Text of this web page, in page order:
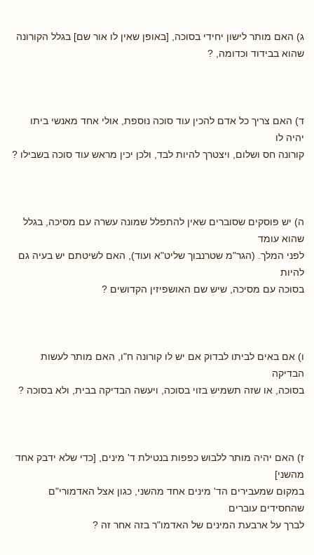
ג) האם מותר לישון יחידי בסוכה, [באופן שאין לו אור שם] בגלל הקורונה
שהוא בבידוד וכדומה, ?
ד) האם צריך כל אדם להכין עוד סוכה נוספת, אולי אחד מאנשי ביתו
יהיה לו
קורונה חס ושלום, ויצטרך להיות לבד, ולכן יכין מראש עוד סוכה בשבילו ?
ה) יש פוסקים שסוברים שאין להתפלל שמונה עשרה עם מסיכה, בגלל
שהוא עומד
לפני המלך. (הגר"מ שטרנבוך שליט"א ועוד), האם לשיטתם יש בעיה גם
להיות
בסוכה עם מסיכה, שיש שם האושפיזין הקדושים ?
ו) אם באים לביתו לבדוק אם יש לו קורונה ח"ו, האם מותר לעשות
הבדיקה
בסוכה, או שזה תשמיש בזוי בסוכה, ויעשה הבדיקה בבית, ולא בסוכה ?
ז) האם יהיה מותר ללבוש כפפות בנטילת ד' מינים, [כדי שלא ידבק אחד
מהשני]
במקום שמעבירים הד' מינים אחד מהשני, כגון אצל האדמורי"ם
שהחסידים עוברים
לברך על ארבעת המינים של האדמו"ר בזה אחר זה ?